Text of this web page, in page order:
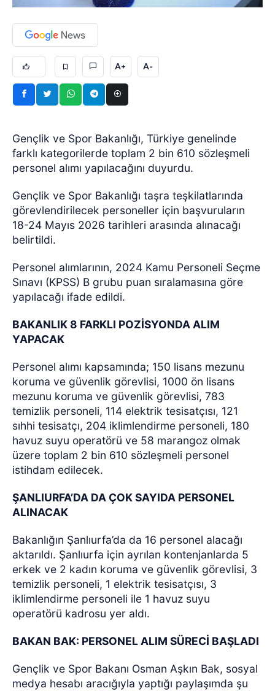
A+ A-
Gençlik ve Spor Bakanlığı, Türkiye genelinde
farklı kategorilerde toplam 2 bin 610 sözleşmeli
personel alımı yapılacağını duyurdu.
Gençlik ve Spor Bakanlığı taşra teşkilatlarında
görevlendirilecek personeller için başvuruların
18-24 Mayıs 2026 tarihleri arasında alınacağı
belirtildi.
Personel alımlarının, 2024 Kamu Personeli Seçme
Sınavı (KPSS) B grubu puan sıralamasına göre
yapılacağı ifade edildi.
BAKANLIK 8 FARKLI POZİSYONDA ALIM
YAPACAK
Personel alımı kapsamında; 150 lisans mezunu
koruma ve güvenlik görevlisi, 1000 ön lisans
mezunu koruma ve güvenlik görevlisi, 783
temizlik personeli, 114 elektrik tesisatçısı, 121
sıhhi tesisatçı, 204 iklimlendirme personeli, 180
havuz suyu operatörü ve 58 marangoz olmak
üzere toplam 2 bin 610 sözleşmeli personel
istihdam edilecek.
ŞANLIURFA’DA DA ÇOK SAYIDA PERSONEL
ALINACAK
Bakanlığın Şanlıurfa’da da 16 personel alacağı
aktarıldı. Şanlıurfa için ayrılan kontenjanlarda 5
erkek ve 2 kadın koruma ve güvenlik görevlisi, 3
temizlik personeli, 1 elektrik tesisatçısı, 3
iklimlendirme personeli ile 1 havuz suyu
operatörü kadrosu yer aldı.
BAKAN BAK: PERSONEL ALIM SÜRECİ BAŞLADI
Gençlik ve Spor Bakanı Osman Aşkın Bak, sosyal
medya hesabı aracığıyla yaptığı paylaşımda şu